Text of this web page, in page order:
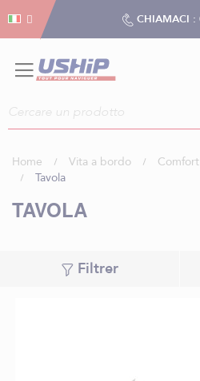
CHIAMACI :
Home Vita a bordo
Tavola
TAVOLA
Filtrer
Gestion dei cookies
Gestion dei cookies